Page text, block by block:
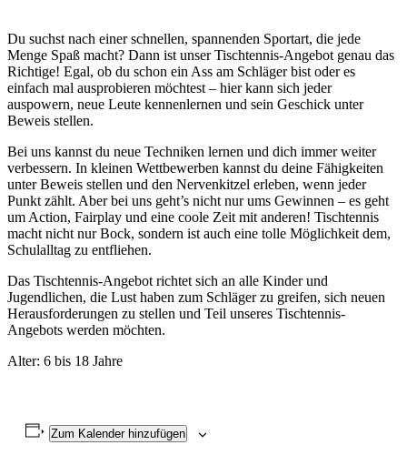
Du suchst nach einer schnellen, spannenden Sportart, die jede
Menge Spaß macht? Dann ist unser Tischtennis-Angebot genau das
Richtige! Egal, ob du schon ein Ass am Schläger bist oder es
einfach mal ausprobieren möchtest – hier kann sich jeder
auspowern, neue Leute kennenlernen und sein Geschick unter
Beweis stellen.
Bei uns kannst du neue Techniken lernen und dich immer weiter
verbessern. In kleinen Wettbewerben kannst du deine Fähigkeiten
unter Beweis stellen und den Nervenkitzel erleben, wenn jeder
Punkt zählt. Aber bei uns geht’s nicht nur ums Gewinnen – es geht
um Action, Fairplay und eine coole Zeit mit anderen! Tischtennis
macht nicht nur Bock, sondern ist auch eine tolle Möglichkeit dem,
Schulalltag zu entfliehen.
Das Tischtennis-Angebot richtet sich an alle Kinder und
Jugendlichen, die Lust haben zum Schläger zu greifen, sich neuen
Herausforderungen zu stellen und Teil unseres Tischtennis-
Angebots werden möchten.
Alter: 6 bis 18 Jahre
Zum Kalender hinzufügen